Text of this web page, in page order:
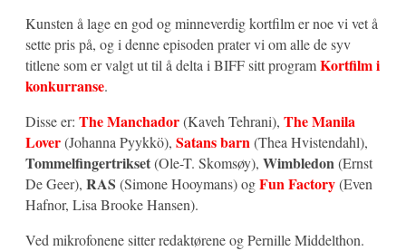
Kunsten å lage en god og minneverdig kortfilm er noe vi vet å
sette pris på, og i denne episoden prater vi om alle de syv
titlene som er valgt ut til å delta i BIFF sitt programKortfilm i
konkurranse.
Disse er: The Manchador(Kaveh Tehrani), The Manila
Lover(Johanna Pyykkö), Satans barn(Thea Hvistendahl),
Tommelfingertrikset(Ole-T. Skomsøy), Wimbledon(Ernst
De Geer), RAS (Simone Hooymans) ogFun Factory(Even
Hafnor, Lisa Brooke Hansen).
Ved mikrofonene sitter redaktørene og Pernille Middelthon.